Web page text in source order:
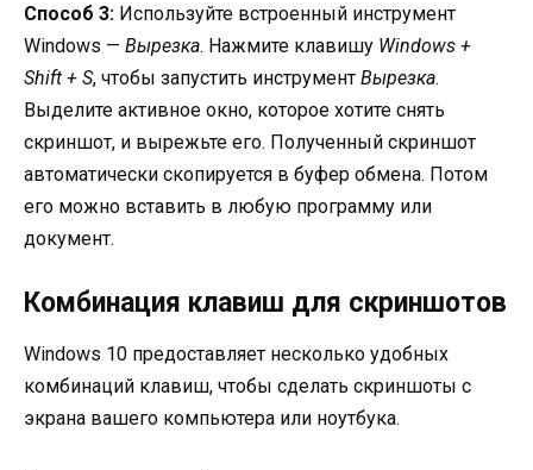
Способ 3: Используйте встроенный инструмент
Windows — Вырезка. Нажмите клавишу Windows +
Shift + S, чтобы запустить инструмент Вырезка.
Выделите активное окно, которое хотите снять
скриншот, и вырежьте его. Полученный скриншот
автоматически скопируется в буфер обмена. Потом
его можно вставить в любую программу или
документ.
Комбинация клавиш для скриншотов
Windows 10 предоставляет несколько удобных
комбинаций клавиш, чтобы сделать скриншоты с
экрана вашего компьютера или ноутбука.